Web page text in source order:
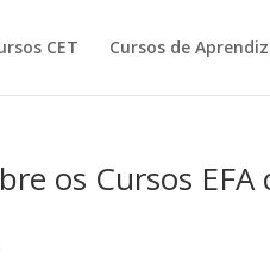
CET Cursos de
os Cursos